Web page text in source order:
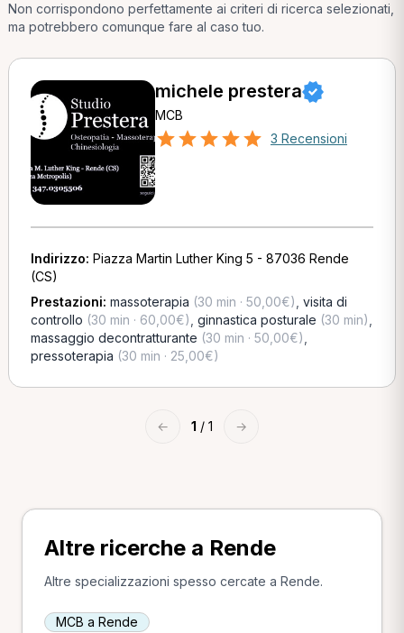
Non corrispondono perfettamente ai criteri di ricerca selezionati,
ma potrebbero comunque fare al caso tuo.
michele prestera
MCB
3 Recensioni
Indirizzo: Piazza Martin Luther King 5 - 87036 Rende
(CS)
Prestazioni: massoterapia (30 min · 50,00€) visita di
controllo (30 min · 60,00€) ginnastica posturale (30 min)
massaggio decontratturante (30 min · 50,00€)
pressoterapia (30 min · 25,00€)
← 1 / 1 →
Altre ricerche a Rende
Altre specializzazioni spesso cercate a Rende.
MCB a Rende